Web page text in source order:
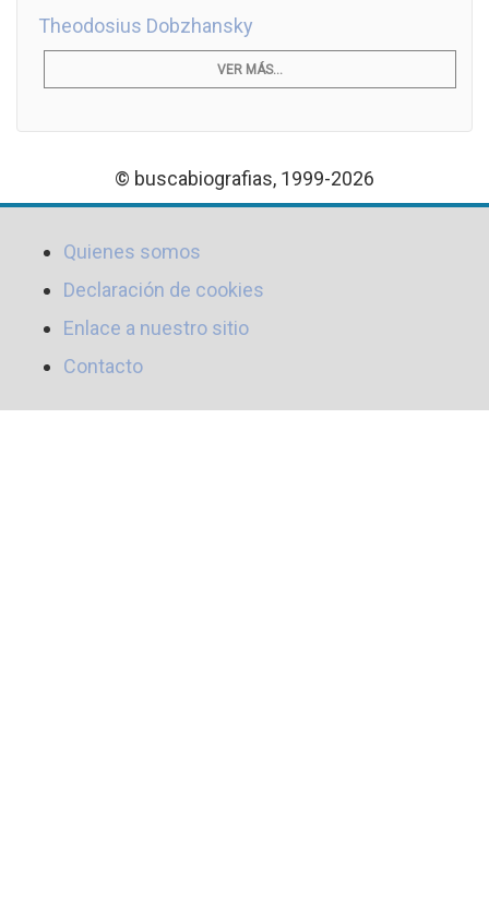
Theodosius Dobzhansky
VER MÁS...
© buscabiografias, 1999-2026
Quienes somos
Declaración de cookies
Enlace a nuestro sitio
Contacto